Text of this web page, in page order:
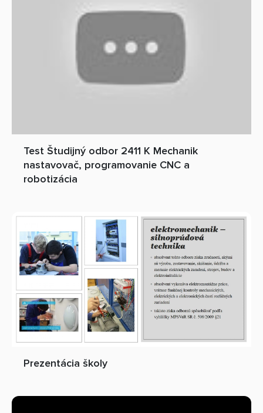
Test Študijný odbor 2411 K Mechanik
nastavovač, programovanie CNC a
robotizácia
Prezentácia školy